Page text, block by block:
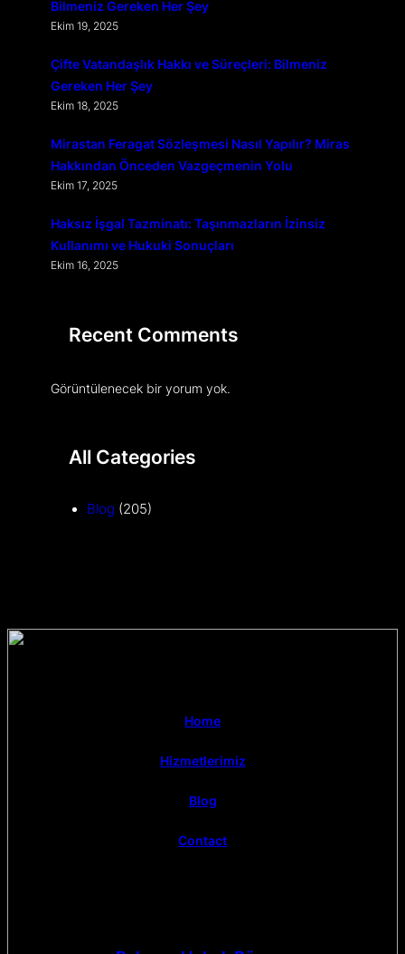
Bilmeniz Gereken Her Şey
Ekim 19, 2025
Çifte Vatandaşlık Hakkı ve Süreçleri: Bilmeniz
Gereken Her Şey
Ekim 18, 2025
Mirastan Feragat Sözleşmesi Nasıl Yapılır? Miras
Hakkından Önceden Vazgeçmenin Yolu
Ekim 17, 2025
Haksız İşgal Tazminatı: Taşınmazların İzinsiz
Kullanımı ve Hukuki Sonuçları
Ekim 16, 2025
Recent Comments
Görüntülenecek bir yorum yok.
All Categories
Blog (205)
Home
Hizmetlerimiz
Blog
Contact